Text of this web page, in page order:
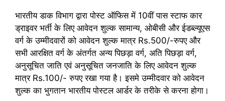
भारतीय डाक विभाग द्वारा पोस्ट ऑफिस में 10वीं पास स्टाफ कार
ड्राइवर भर्ती के लिए आवेदन शुल्क सामान्य, ओबीसी और ईडब्ल्यूएस
वर्ग के उम्मीदवारों को आवेदन शुल्क मात्र Rs.500/-रुपए और
सभी आरक्षित वर्ग के अंतर्गत अन्य पिछड़ा वर्ग, अति पिछड़ा वर्ग,
अनुसूचित जाति एवं अनुसूचित जनजाति के लिए आवेदन शुल्क
मात्र Rs.100/- रुपए रखा गया है। इसमे उम्मीदवार को आवेदन
शुल्क का भुगतान भारतीय पोस्टल आर्डर के तरीके से करना होगा।